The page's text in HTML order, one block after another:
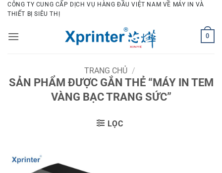
Bỏ
qua
dung
CÔNG TY CUNG CẤP DỊCH VỤ HÀNG ĐẦU VIỆT NAM VỀ MÁY IN VÀ
THIẾT BỊ SIÊU THỊ
0
TRANG CHỦ /
SẢN PHẨM ĐƯỢC GẮN THẺ “MÁY IN TEM
VÀNG BẠC TRANG SỨC”
LỌC